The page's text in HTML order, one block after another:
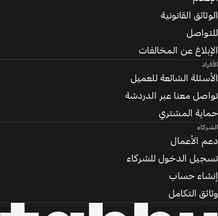
الوثائق القانونية
للتواصل
الإبلاغ عن المخالفات
الأفراد
الأسئلة الشائعة للعميل
تواصل معنا عبر الدردشة
حماية المشتري
الشركاء
دعم الأعمال
تسجيل الدخول للشركاء
إنشاء حساب
وثائق التكامل